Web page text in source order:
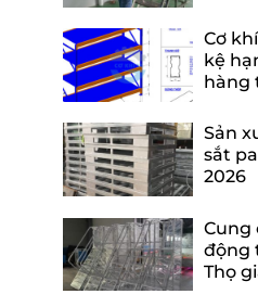
Cơ
kệ
hàng
Sản
sắt
2026
Cung
động
Thọ